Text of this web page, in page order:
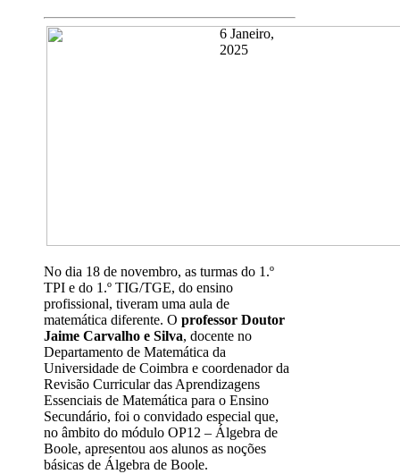
6 Janeiro,
2025
No dia 18 de novembro, as turmas do 1.º
TPI e do 1.º TIG/TGE, do ensino
profissional, tiveram uma aula de
matemática diferente. O professor Doutor
Jaime Carvalho e Silva, docente no
Departamento de Matemática da
Universidade de Coimbra e coordenador da
Revisão Curricular das Aprendizagens
Essenciais de Matemática para o Ensino
Secundário, foi o convidado especial que,
no âmbito do módulo OP12 – Álgebra de
Boole, apresentou aos alunos as noções
básicas de Álgebra de Boole.